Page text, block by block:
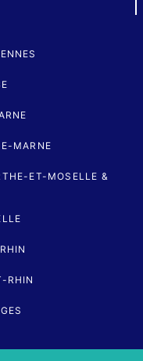
MARNE
ET-MOSELLE &
RHIN